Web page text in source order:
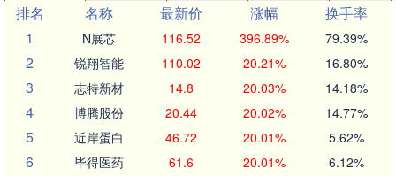
排名
名称 最新价 涨幅
换手率
1
N展芯 116.52 396.89% 79.39%
2 锐翔智能 110.02 20.21% 16.80%
3 志特新材 14.8 20.03% 14.18%
4 博腾股份 20.44 20.02% 14.77%
5 近岸蛋白 46.72 20.01% 5.62%
6 毕得医药 61.6 20.01% 6.12%